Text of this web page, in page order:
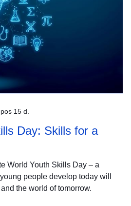
15 d.
Day: Skills for a
World Youth Skills Day – a
people develop today will
the world of tomorrow.